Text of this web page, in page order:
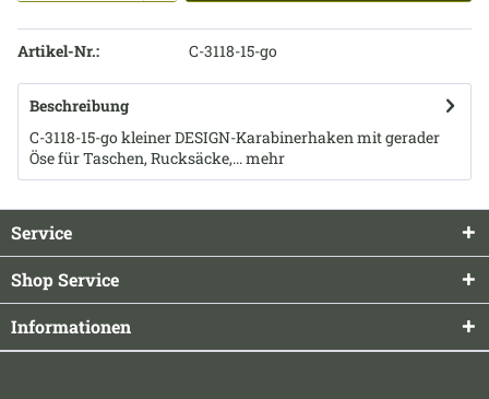
Artikel-Nr.: C-3118-15-go
Beschreibung
C-3118-15-go kleiner DESIGN-Karabinerhaken mit gerader
Öse für Taschen, Rucksäcke,...mehr
Service
Shop Service
Informationen